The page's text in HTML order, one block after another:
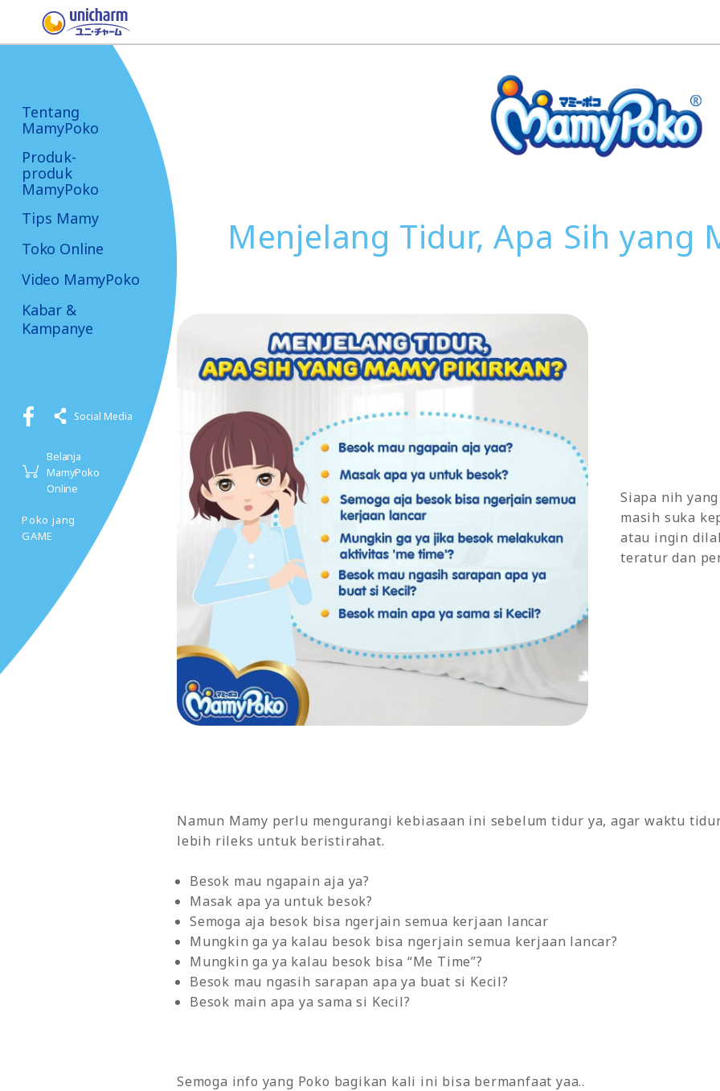
Tentang
MamyPoko
Produk-
produk
MamyPoko
Tips Mamy
Toko Online
Video MamyPoko
Kabar &
Kampanye
Social Media
Belanja
MamyPoko
Online
Poko jang
GAME
Menjelang Tidur, Apa Sih yang
Siapa nih
masih suka
atau ingin
teratur dan
Namun Mamy perlu mengurangi kebiasaan ini sebelum tidur ya, agar waktu
lebih rileks untuk beristirahat.
Besok mau ngapain aja ya?
Masak apa ya untuk besok?
Semoga aja besok bisa ngerjain semua kerjaan lancar
Mungkin ga ya kalau besok bisa ngerjain semua kerjaan lancar?
Mungkin ga ya kalau besok bisa “Me Time”?
Besok mau ngasih sarapan apa ya buat si Kecil?
Besok main apa ya sama si Kecil?
Semoga info yang Poko bagikan kali ini bisa bermanfaat yaa..